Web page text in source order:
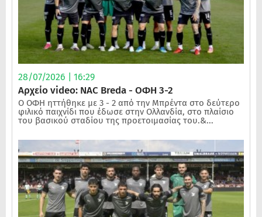
28/07/2026 | 16:29
Αρχείο video: NAC Breda - ΟΦΗ 3-2
Ο ΟΦΗ ηττήθηκε με 3 - 2 από την Μπρέντα στο δεύτερο
φιλικό παιχνίδι που έδωσε στην Ολλανδία, στο πλαίσιο
του βασικού σταδίου της προετοιμασίας του.&...